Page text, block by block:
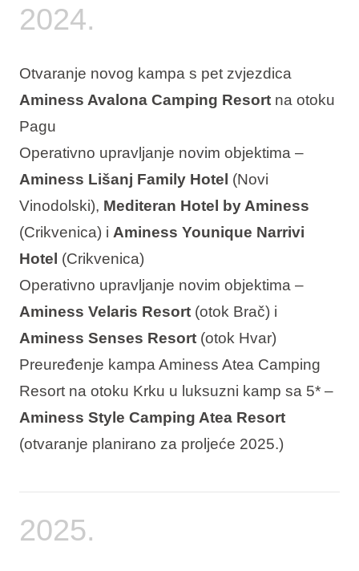
2024.
Otvaranje novog kampa s pet zvjezdica
Aminess Avalona Camping Resortna otoku
Pagu
Operativno upravljanje novim objektima –
Aminess Lišanj Family Hotel (Novi
Vinodolski), Mediteran Hotel by Aminess
(Crikvenica) i Aminess Younique Narrivi
Hotel (Crikvenica)
Operativno upravljanje novim objektima –
Aminess Velaris Resort(otok Brač) i
Aminess Senses Resort(otok Hvar)
Preuređenje kampa Aminess Atea Camping
Resort na otoku Krku u luksuzni kamp sa 5* –
Aminess Style Camping Atea Resort
(otvaranje planirano za proljeće 2025.)
2025.